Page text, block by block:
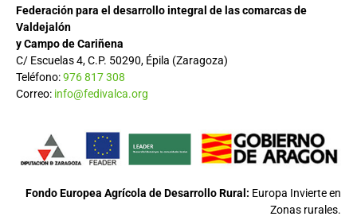
Federación para el desarrollo integral de las comarcas de
Valdejalón
y Campo de Cariñena
C/ Escuelas 4, C.P. 50290, Épila (Zaragoza)
Teléfono:976 817 308
Correo: info@fedivalca.org
Fondo Europea Agrícola de Desarrollo Rural: Europa Invierte en
Zonas rurales.